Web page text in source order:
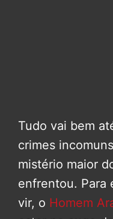
Tudo vai bem
crimes
mistério maior
enfrentou. Para
vir, o Homem